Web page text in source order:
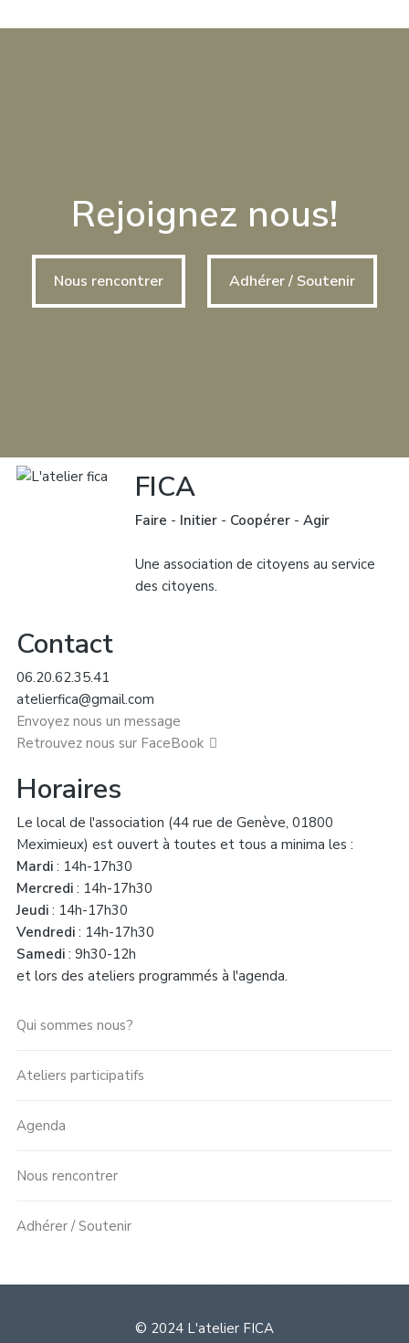
Rejoignez nous!
Nous rencontrer Adhérer / Soutenir
FICA
Faire - Initier- Coopérer- Agir
Une association de citoyens au service
des citoyens.
Contact
06.20.62.35.41
atelierfica@gmail.com
Envoyez nous un message
Retrouvez nous sur FaceBook
Horaires
Le local de l'association (44 rue de Genève, 01800
Meximieux) est ouvert à toutes et tous a minima les :
Mardi: 14h-17h30
Mercredi: 14h-17h30
Jeudi: 14h-17h30
Vendredi: 14h-17h30
Samedi: 9h30-12h
et lors des ateliers programmés à l'agenda.
Qui sommes nous?
Ateliers participatifs
Agenda
Nous rencontrer
Adhérer / Soutenir
© 2024 L'atelier FICA